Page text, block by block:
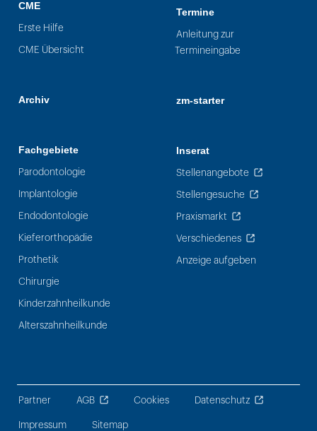
CME
Erste Hilfe
CME Übersicht
Archiv
Fachgebiete
Parodontologie
Implantologie
Endodontologie
Kieferorthopädie
Prothetik
Chirurgie
Kinderzahnheilkunde
Alterszahnheilkunde
Termine
Anleitung zur
Termineingabe
zm-starter
Inserat
Stellenangebote
Stellengesuche
Praxismarkt
Verschiedenes
Anzeige aufgeben
Partner AGB Cookies Datenschutz
Impressum Sitemap